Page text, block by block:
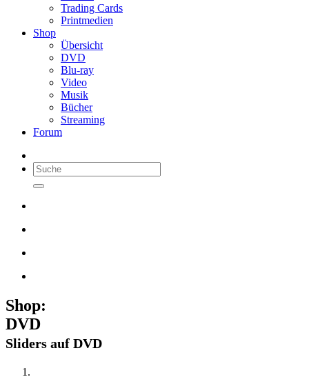
Trading Cards
Printmedien
Shop
Übersicht
DVD
Blu-ray
Video
Musik
Bücher
Streaming
Forum
Shop:
DVD
Sliders auf DVD